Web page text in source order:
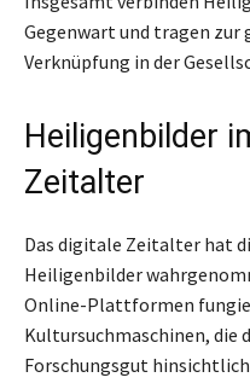
Gegenwart und tragen
Verknüpfung in der
Heiligenbilder
Zeitalter
Das digitale Zeitalter hat
Heiligenbilder
Online-Plattformen
Kultursuchmaschinen, die
Forschungsgut